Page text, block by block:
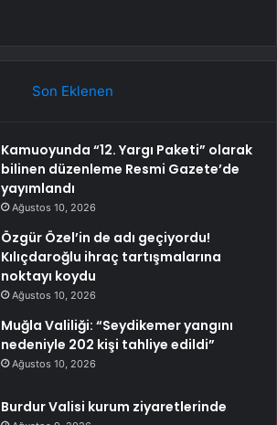
Son Eklenen
Kamuoyunda “12. Yargı Paketi” olarak
bilinen düzenleme Resmi Gazete’de
yayımlandı
Ağustos 10, 2026
Özgür Özel’in de adı geçiyordu!
Kılıçdaroğlu ihraç tartışmalarına
noktayı koydu
Ağustos 10, 2026
Muğla Valiliği: “Seydikemer yangını
nedeniyle 202 kişi tahliye edildi”
Ağustos 10, 2026
Burdur Valisi kurum ziyaretlerinde